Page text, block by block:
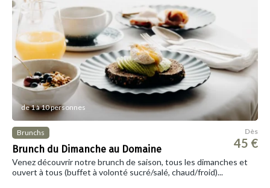
de 1 à 10 personnes
Brunchs
Brunch du Dimanche au Domaine
Dès
45 €
Venez découvrir notre brunch de saison, tous les dimanches et
ouvert à tous (buffet à volonté sucré/salé, chaud/froid)...